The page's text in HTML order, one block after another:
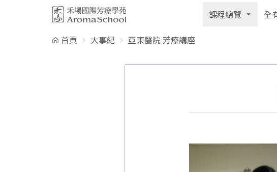
課程總覽 全
首頁 大事紀 亞東醫院 芳療講座